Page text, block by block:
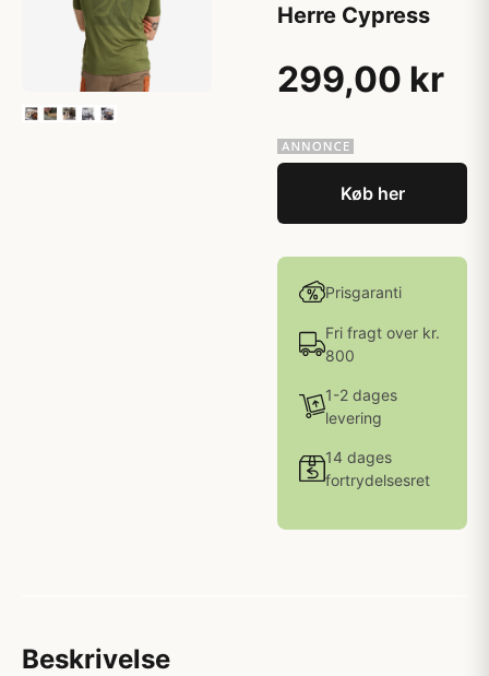
Herre Cypress
299,00 kr
Køb her
Prisgaranti
Fri fragt over kr.
800
1-2 dages
levering
14 dages
fortrydelsesret
Beskrivelse